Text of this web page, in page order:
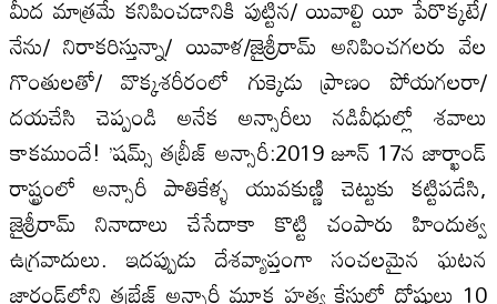
మీద మాత్రమే కనిపించడానికి పుట్టిన/ యివాల్టి యీ పేరొక్కటే/
నేను/ నిరాకరిస్తున్నా/ యివాళ/జైశ్రీరామ్‌ అనిపించగలరు వేల
గొంతులతో/ వొక్కశరీరంలో గుక్కెడు ప్రాణం పోయగలరా/
దయచేసి చెప్పండి అనేక అన్సారీలు నడివీధుల్లో శవాలు
కాకముందే! ’షమ్స్‌ తబ్రీజ్‌ అన్సారీ:2019 జూన్‌ 17న జార్ఖాండ్‌
రాష్ట్రంలో అన్సారీ పాతికేళ్ళ యువకుణ్ణి చెట్టుకు కట్టిపడేసి,
జైశ్రీరామ్‌ నినాదాలు చేసేదాకా కొట్టి చంపారు హిందుత్వ
ఉగ్రవాదులు. ఇదప్పుడు దేశవ్యాప్తంగా సంచలమైన ఘటన
జార్ఖండ్‌లోని తబ్రేజ్‌ అన్సారీ మూక హత్య కేసులో దోషులు 10